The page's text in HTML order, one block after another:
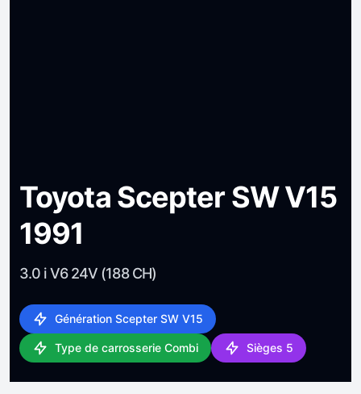
Toyota Scepter SW V15
1991
3.0 i V6 24V (188 CH)
Génération Scepter SW V15
Type de carrosserie Combi Sièges 5